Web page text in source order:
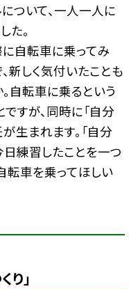
ついて、一人一人に
た。
自転車に乗ってみ
新しく気付いたことも
自転車に乗るという
すが、同時に「自分
生まれます。「自分
日練習したことを一つ
転車を乗ってほしい
り」